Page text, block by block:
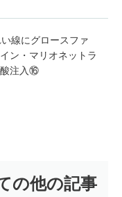
線にグロースファ
ン・マリオネットラ
酸注入⑯
の他の記事